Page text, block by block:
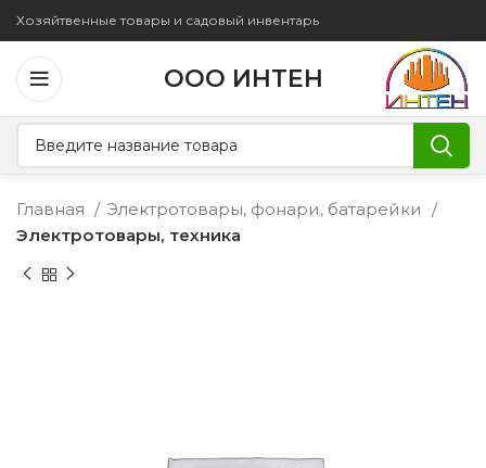
Хозяйтвенные товары и садовый инвентарь
ООО ИНТЕН
Главная
Электротовары, фонари, батарейки
Электротовары, техника